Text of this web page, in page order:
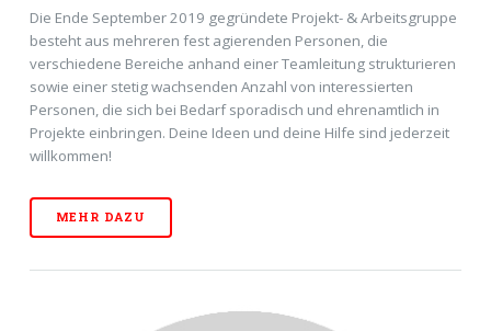
Die Ende September 2019 gegründete Projekt- & Arbeitsgruppe
besteht aus mehreren fest agierenden Personen, die
verschiedene Bereiche anhand einer Teamleitung strukturieren
sowie einer stetig wachsenden Anzahl von interessierten
Personen, die sich bei Bedarf sporadisch und ehrenamtlich in
Projekte einbringen. Deine Ideen und deine Hilfe sind jederzeit
willkommen!
MEHR DAZU